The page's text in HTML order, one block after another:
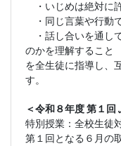
・いじめは絶対に
・同じ言葉や行動
・話し合いを通し
のかを理解すること
を全生徒に指導し、
す。
＜令和８年度 第１回
特別授業：全校生徒
第１回となる６月の